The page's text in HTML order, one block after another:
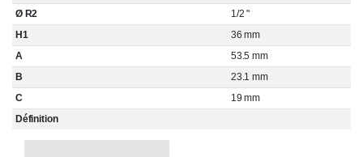
Ø R2
1/2 "
H1
36 mm
A
53.5 mm
B
23.1 mm
C
19 mm
Définition